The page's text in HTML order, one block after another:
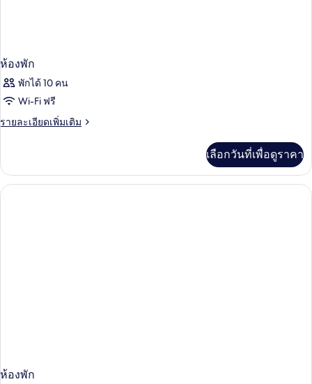
ห้องพัก
พักได้ 10 คน
Wi-Fi ฟรี
รายละเอียดเพิ่มเติม
ราย
เกี่ยว
กับ
ห้อง
เลือกวันที่เพื่อดูราคา
ห้องพัก